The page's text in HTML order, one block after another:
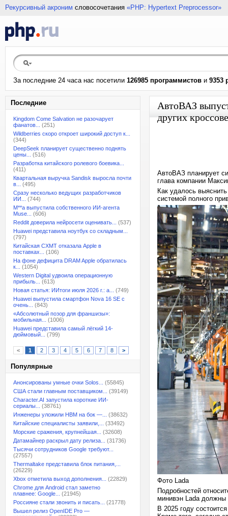
Рекурсивный акроним словосочетания «PHP: Hypertext Preprocessor»
За последние 24 часа нас посетили 126985 программистов и 9353
Последние
Kingdom Come Salvation не разочарует
фанатов...
(251)
Wildberries скоро откроет широкий доступ к...
(344)
DeepSeek планирует существенно поднять
цены...
(516)
Разработка китайского ролевого боевика...
(411)
Квартальная выручка Sandisk выросла почти
в...
(495)
Сразу несколько ведущих разработчиков
ИИ...
(744)
M**a выпустила собственного ИИ-агента
Muse...
(606)
Reddit доверила нейросети оценивать...
(537)
Huawei представила ноутбук со складным...
(797)
Китайская CXMT отказала Apple в
поставках...
(106)
На фоне дефицита DRAM Apple обратилась
к...
(1054)
Western Digital удвоила операционную
прибыль...
(613)
Новая статья: ИИтоги июля 2026 г.: а...
(749)
Huawei выпустила смартфон Nova 16 SE с
очень...
(843)
«Абсолютный позор для франшизы»:
мобильная...
(1006)
Huawei представила самый лёгкий 14-
дюймовый...
(799)
< 1 2 3 4 5 6 7 8 >
Популярные
Анонсированы умные очки Solos...
(55845)
США стали главным поставщиком...
(39149)
Character.AI запустила короткие ИИ-
сериалы...
(38761)
Инженеры уложили HBM на бок —...
(38632)
Китайские специалисты заявили,...
(33492)
Морские сражения, крупнейшая...
(32608)
Датамайнер раскрыл дату релиза...
(31736)
Тысячи сотрудников Google требуют...
(27557)
Thermaltake представила блок питания,...
(26229)
Xbox отметила выход дополнения...
(22829)
Chrome для Android стал заметно
плавнее: Google...
(21945)
Россияне стали звонить и писать...
(21778)
Вышел релиз OpenIDE Pro —
АвтоВАЗ
других
АвтоВАЗ планирует
глава компании
Как удалось
системой полного
Фото Lada
Подробностей
минивэн Lada должны
В 2025 году